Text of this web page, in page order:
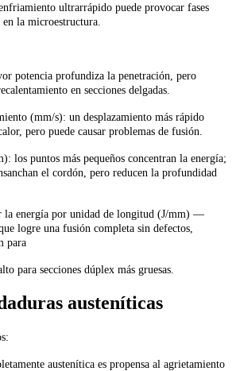
ultrarrápido puede provocar fases
la microestructura.
potencia profundiza la penetración, pero
en secciones delgadas.
(mm/s): un desplazamiento más rápido
pero puede causar problemas de fusión.
los puntos más pequeños concentran la energía;
el cordón, pero reducen la profundidad
la energía por unidad de longitud (J/mm) —
logre una fusión completa sin defectos,
para
para secciones dúplex más gruesas.
austeníticas
austenítica es propensa al agrietamiento